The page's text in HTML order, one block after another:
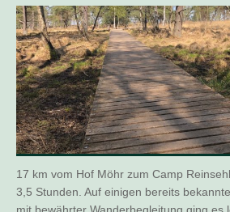
17 km vom Hof Möhr zum Camp
3,5 Stunden. Auf einigen bereits